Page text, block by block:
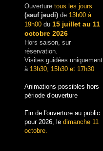
Ouverture tous les jours
(sauf jeudi) de 13h00 à
19h00 du 15 juillet au 11
octobre 2026
Hors saison, sur
réservation.
Visites guidées uniquement
à 13h30, 15h30 et 17h30
Animations possibles hors
période d'ouverture
Fin de l'ouverture au public
pour 2026, le dimanche 11
octobre.